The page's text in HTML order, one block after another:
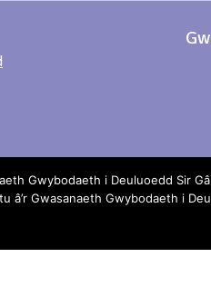
Os oes unrhyw
Gwybodaeth i Deuluoedd Sir
â’r Gwasanaeth Gwybodaeth i